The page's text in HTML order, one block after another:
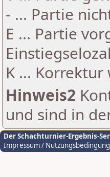
- ... Partie
E ... Partie
K ...
Hinweis2
und sind in
Der Schachturnier-Ergebnis-
Impressum /